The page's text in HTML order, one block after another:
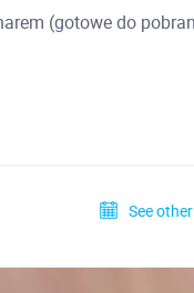
(gotowe do
See